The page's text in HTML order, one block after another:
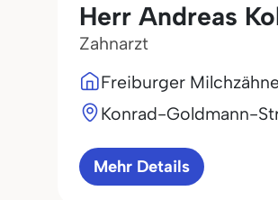
Herr Andreas
Zahnarzt
Freiburger Milchzähne
Konrad-Goldmann-
Mehr Details